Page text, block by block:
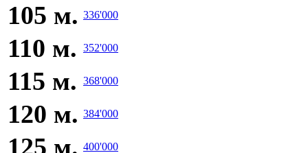
105 м. 336'000
110 м. 352'000
115 м. 368'000
120 м. 384'000
125 м. 400'000